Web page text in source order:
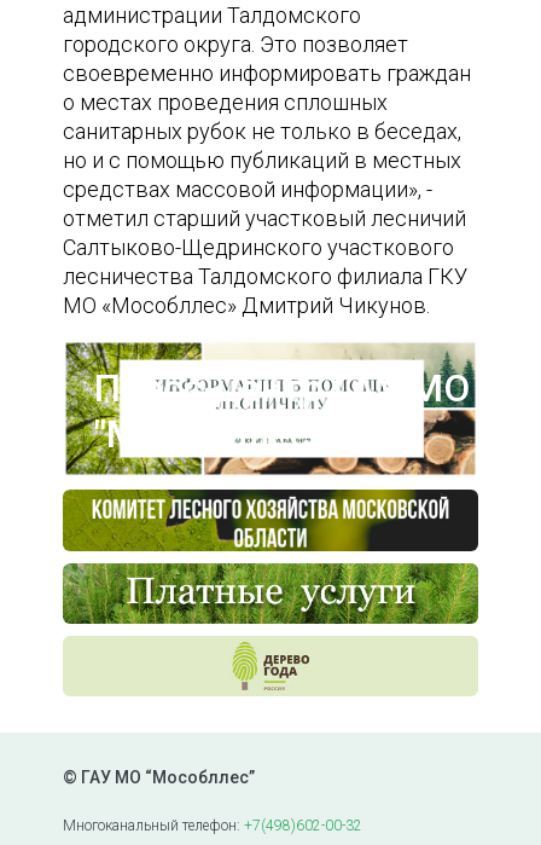
администрации Талдомского
городского округа. Это позволяет
своевременно информировать граждан
о местах проведения сплошных
санитарных рубок не только в беседах,
но и с помощью публикаций в местных
средствах массовой информации», -
отметил старший участковый лесничий
Салтыково-Щедринского участкового
лесничества Талдомского филиала ГКУ
МО «Мособллес» Дмитрий Чикунов.
Пресс-центр ГАУ МО
"Мособллес"
© ГАУ МО “Мособллес”
Многоканальный телефон:+7(498)602-00-32